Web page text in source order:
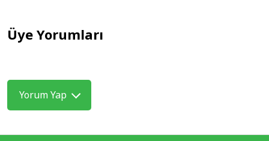
Üye Yorumları
Yorum Yap